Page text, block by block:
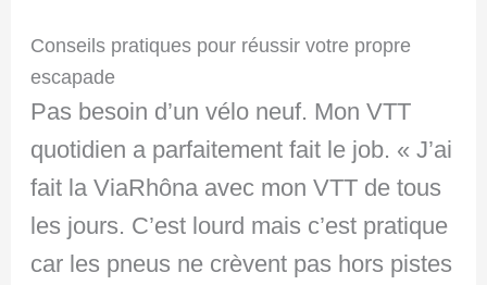
Conseils pratiques pour réussir votre propre
escapade
Pas besoin d’un vélo neuf. Mon VTT
quotidien a parfaitement fait le job. « J’ai
fait la ViaRhôna avec mon VTT de tous
les jours. C’est lourd mais c’est pratique
car les pneus ne crèvent pas hors pistes